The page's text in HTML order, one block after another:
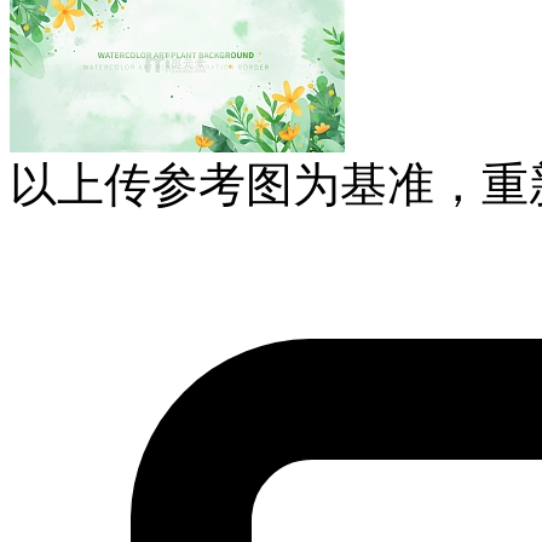
以上传参考图为基准，